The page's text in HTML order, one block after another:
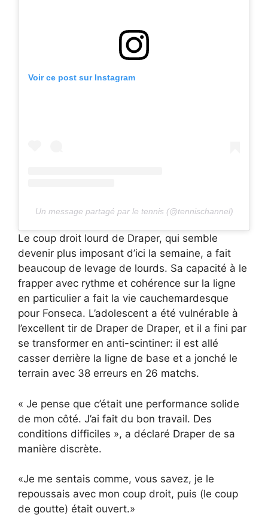
Voir ce post sur Instagram
Un message partagé par le tennis (@tennischannel)
Le coup droit lourd de Draper, qui semble
devenir plus imposant d’ici la semaine, a fait
beaucoup de levage de lourds. Sa capacité à le
frapper avec rythme et cohérence sur la ligne
en particulier a fait la vie cauchemardesque
pour Fonseca. L’adolescent a été vulnérable à
l’excellent tir de Draper de Draper, et il a fini par
se transformer en anti-scintiner: il est allé
casser derrière la ligne de base et a jonché le
terrain avec 38 erreurs en 26 matchs.
« Je pense que c’était une performance solide
de mon côté. J’ai fait du bon travail. Des
conditions difficiles », a déclaré Draper de sa
manière discrète.
«Je me sentais comme, vous savez, je le
repoussais avec mon coup droit, puis (le coup
de goutte) était ouvert.»